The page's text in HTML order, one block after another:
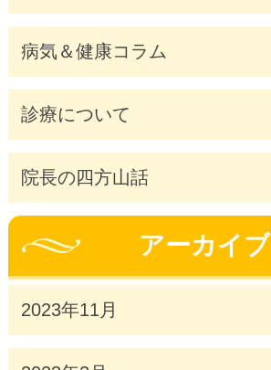
病気＆健康コラム
診療について
院長の四方山話
アーカイブ
2023年11月